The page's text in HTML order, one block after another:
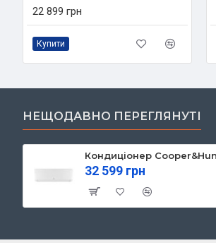
22 899 грн
Купити
НЕЩОДАВНО ПЕРЕГЛЯНУТІ
32 599 грн